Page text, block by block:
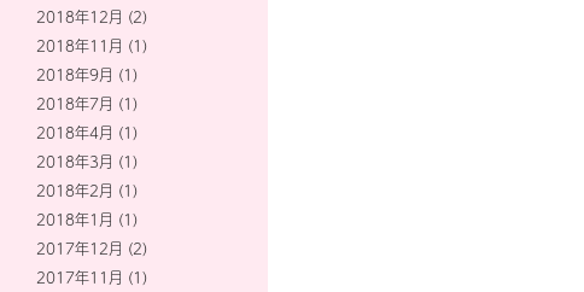
2018年12月 (2)
2018年11月 (1)
2018年9月 (1)
2018年7月 (1)
2018年4月 (1)
2018年3月 (1)
2018年2月 (1)
2018年1月 (1)
2017年12月 (2)
2017年11月 (1)